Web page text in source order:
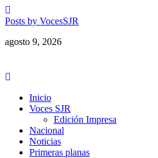
Saltar
al
Posts by VocesSJR
agosto 9, 2026
Inicio
Voces SJR
Edición Impresa
Nacional
Noticias
Primeras planas